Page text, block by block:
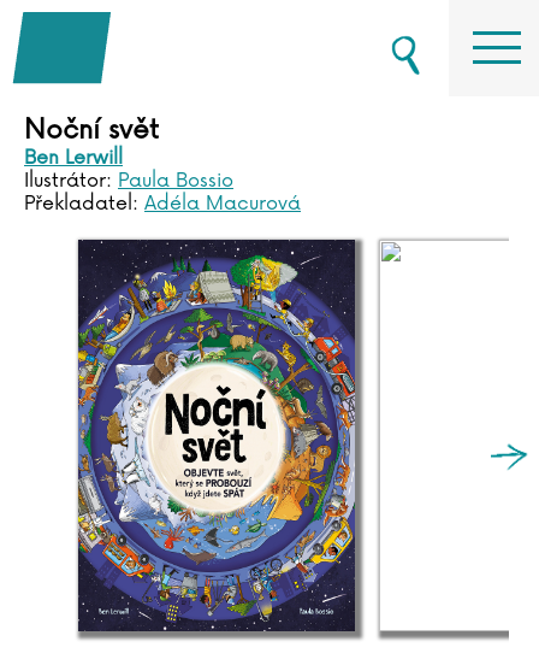
Noční svět
Ben Lerwill
Ilustrátor: Paula Bossio
Překladatel: Adéla Macurová